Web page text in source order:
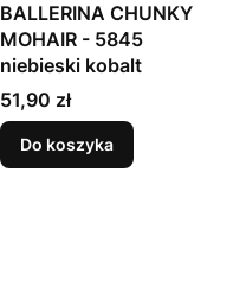
BALLERINA CHUNKY
MOHAIR - 5845
niebieski kobalt
Cena
51,90 zł
Do koszyka